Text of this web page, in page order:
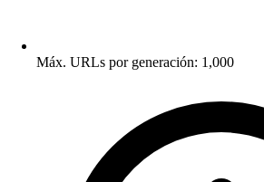
Máx. URLs por generación: 1,000